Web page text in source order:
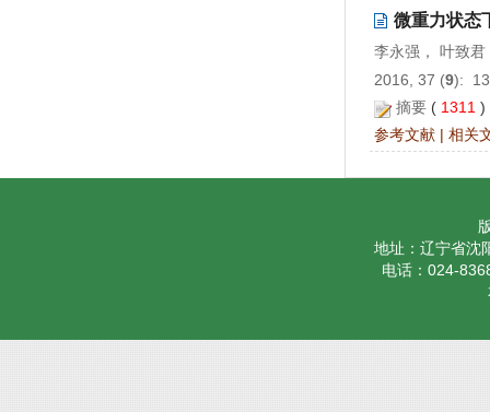
微重力状态
李永强， 叶致君
2016, 37 (9):
摘要 ( 1311
参考文献 | 相关
地址：辽宁省沈
电话：024-